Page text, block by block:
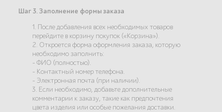
Шаг 3. Заполнение формы заказа
1. После добавления всех необходимых товаров
перейдите в корзину покупок («Корзина»).
2. Откроется форма оформления заказа, которую
необходимо заполнить:
- ФИО (полностью).
- Контактный номер телефона.
- Электронная почта (при наличии).
3. Если необходимо, добавьте дополнительные
комментарии к заказу, такие как предпочтения
цвета изделия или особые пожелания доставки.